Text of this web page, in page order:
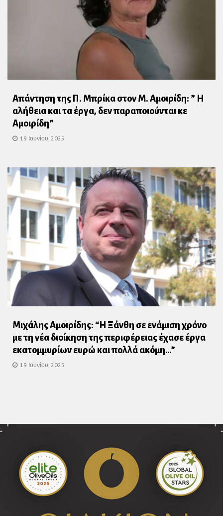
Απάντηση της Π. Μπρίκα στον Μ. Αμοιρίδη: ” Η
αλήθεια και τα έργα, δεν παραποιούνται κε
Αμοιρίδη”
19 Ιουνίου, 2025
Μιχάλης Αμοιρίδης: “Η Ξάνθη σε ενάμιση χρόνο
με τη νέα διοίκηση της περιφέρειας έχασε έργα
εκατομμυρίων ευρώ και πολλά ακόμη…”
19 Ιουνίου, 2025